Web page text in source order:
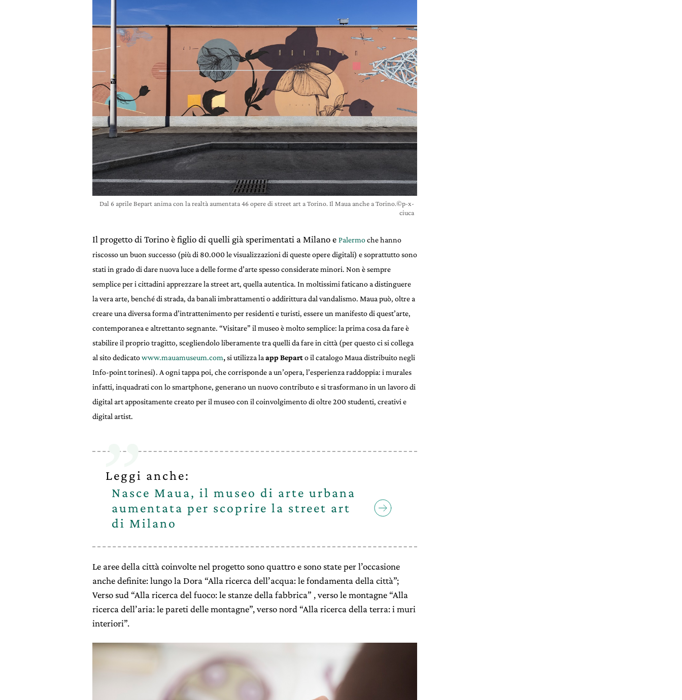
Dal 6 aprile Bepart anima con la realtà aumentata 46 opere di street art a Torino. Il Maua anche a Torino.©p-x-
ciuca
Il progetto di Torino è figlio di quelli già sperimentati a Milano e Palermoche hanno
riscosso un buon successo (più di 80.000 le visualizzazioni di queste opere digitali) e soprattutto sono
stati in grado di dare nuova luce a delle forme d’arte spesso considerate minori. Non è sempre
semplice per i cittadini apprezzare la street art, quella autentica. In moltissimi faticano a distinguere
la vera arte, benché di strada, da banali imbrattamenti o addirittura dal vandalismo. Maua può, oltre a
creare una diversa forma d’intrattenimento per residenti e turisti, essere un manifesto di quest’arte,
contemporanea e altrettanto segnante. “Visitare” il museo è molto semplice: la prima cosa da fare è
stabilire il proprio tragitto, scegliendolo liberamente tra quelli da fare in città (per questo ci si collega
al sito dedicatowww.mauamuseum.com,si utilizza laapp Beparto il catalogoMauadistribuito negli
Info-point torinesi). A ogni tappa poi, che corrisponde a un’opera, l’esperienza raddoppia: i murales
infatti, inquadrati con lo smartphone, generano un nuovo contributo e si trasformano in un lavoro di
digital art appositamente creato per il museo con il coinvolgimento di oltre 200 studenti, creativi e
digital artist.
Leggi anche:
Nasce Maua, il museo di arte urbana
aumentata per scoprire la street art
di Milano
Le aree della città coinvolte nel progetto sono quattro e sono state per l’occasione
anche definite: lungo la Dora “Alla ricerca dell’acqua: le fondamenta della città”;
Verso sud “Alla ricerca del fuoco: le stanze della fabbrica” , verso le montagne “Alla
ricerca dell’aria: le pareti delle montagne”, verso nord “Alla ricerca della terra: i muri
interiori”.